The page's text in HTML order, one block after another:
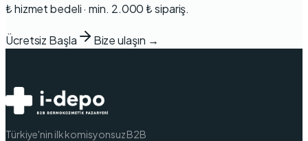
₺ hizmet bedeli · min. 2.000 ₺ sipariş.
Ücretsiz Başla Bize ulaşın →
Türkiye'nin ilk komisyonsuz B2B